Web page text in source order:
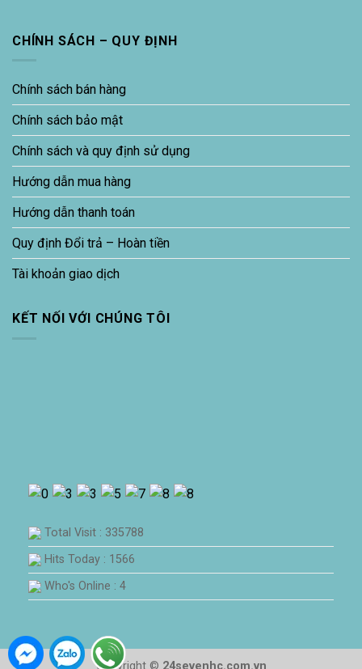
CHÍNH SÁCH – QUY ĐỊNH
Chính sách bán hàng
Chính sách bảo mật
Chính sách và quy định sử dụng
Hướng dẫn mua hàng
Hướng dẫn thanh toán
Quy định Đổi trả – Hoàn tiền
Tài khoản giao dịch
KẾT NỐI VỚI CHÚNG TÔI
Total Visit : 335788
Hits Today : 1566
Who's Online : 4
Copyright © 24sevenhc.com.vn